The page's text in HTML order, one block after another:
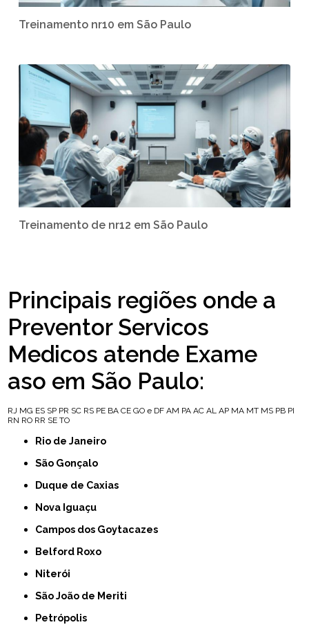
Treinamento nr10 em São Paulo
Treinamento de nr12 em São Paulo
Principais regiões onde a
Preventor Servicos
Medicos atende Exame
aso em São Paulo:
RJ MG ES SP PR SC RS PE BA CE GO e DF AM PA AC AL AP MA MT MS PB PI
RN RO RR SE TO
Rio de Janeiro
São Gonçalo
Duque de Caxias
Nova Iguaçu
Campos dos Goytacazes
Belford Roxo
Niterói
São João de Meriti
Petrópolis